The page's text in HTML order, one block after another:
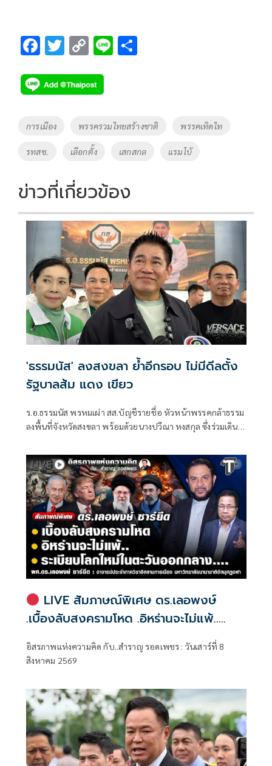
F
e
b
o
k
T
tt
er
C
p
y
Li
n
k
Li
Tags
การเมือง พรรครวมไทยสร้างชาติ พรรคเทิดไท
รทสช. เลือกตั้ง เสกสกล แรมโบ้
ข่าวที่เกี่ยวข้อง
'ธรรมนัส' ลงสงขลา ย้ำอีกรอบ ไม่มีดีลตั้ง
รัฐบาลส้ม แดง เขียว
ร.อ.ธรรมนัส พรหมเผ่า สส.บัญชีรายชื่อ หัวหน้าพรรคกล้าธรรม
ลงพื้นที่จังหวัดสงขลา พร้อมด้วยนางปวีณา หงสกุล ซึ่งร่วมเดิน
ณ ที่ทำการนายเดชอิศม์ โดยมีการประชุมหารือแนวทางการ
ทำงานและขับเคลื่อนนโยบายในพื้นที่ ก่อนเดินทางต่อไปยัง
จังหวัดพัทลุง
LIVE สัมภาษณ์พิเศษ ดร.เลอพงษ์
.เบื้องลับสงครามโหด .อิหร่านจะไม่แพ้..
อิสรภาพแห่งความคิด กับ..สำราญ รอด
อิสรภาพแห่งความคิด กับ..สำราญ รอดเพชร : วันเสาร์ที่ 8
สิงหาคม 2569